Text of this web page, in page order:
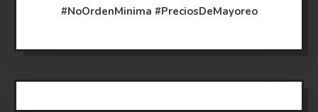
#NoOrdenMinima #PreciosDeMayoreo